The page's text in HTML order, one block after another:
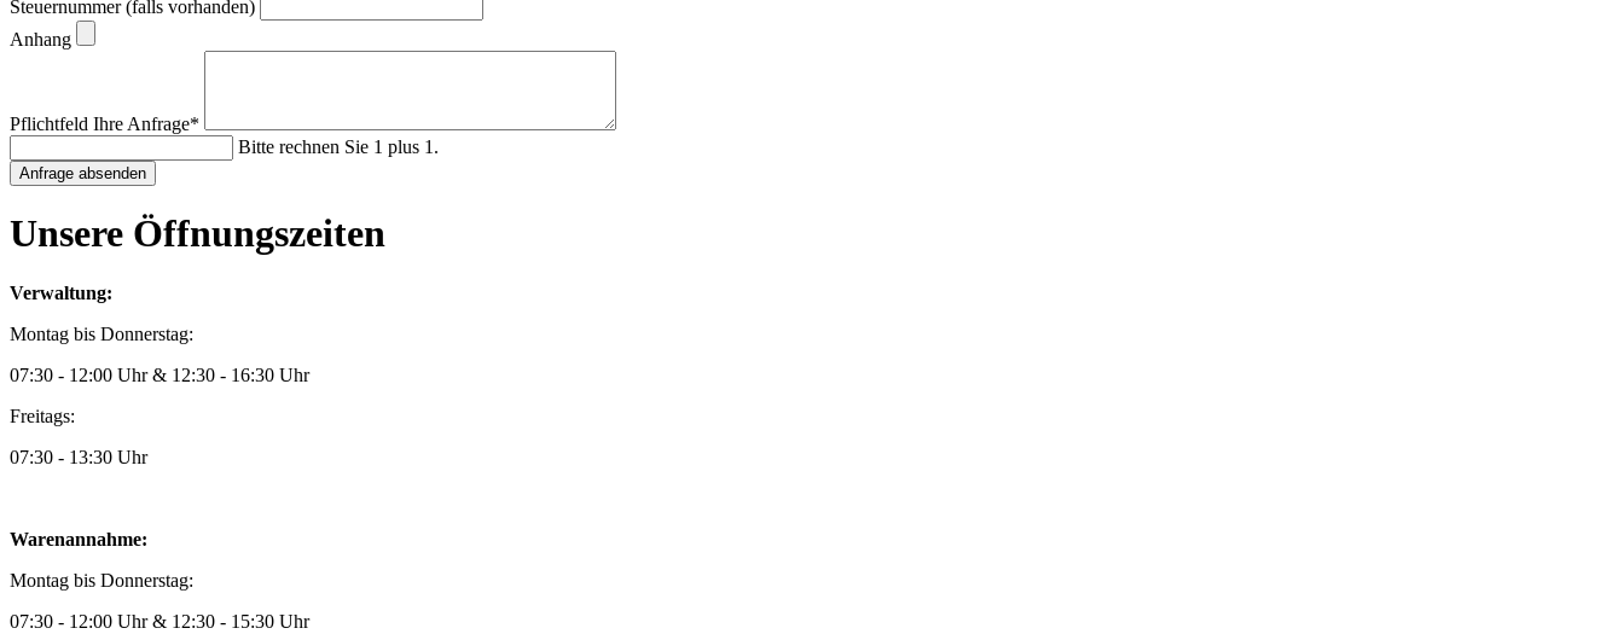
Steuernummer (falls vorhanden)
Anhang
Pflichtfeld Ihre Anfrage*
Bitte rechnen Sie 1 plus 1.
Anfrage absenden
Unsere Öffnungszeiten
Verwaltung:
Montag bis Donnerstag:
07:30 - 12:00 Uhr & 12:30 - 16:30 Uhr
Freitags:
07:30 - 13:30 Uhr
Warenannahme:
Montag bis Donnerstag:
07:30 - 12:00 Uhr & 12:30 - 15:30 Uhr